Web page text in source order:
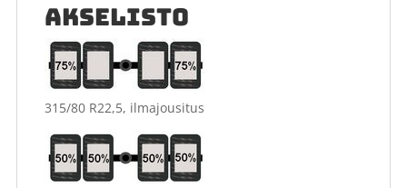
AKSELISTO
315/80 R22,5, ilmajousitus